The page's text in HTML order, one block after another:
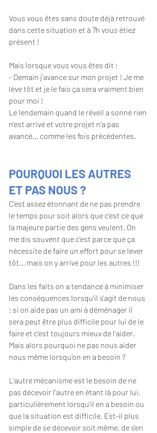
Vous vous êtes sans doute déjà retrouvé
dans cette situation et à 7h vous étiez
présent !
Mais lorsque vous vous êtes dit :
- Demain j'avance sur mon projet ! Je me
lève tôt et je le fais ça sera vraiment bien
pour moi !
Le lendemain quand le réveil a sonné rien
n'est arrivé et votre projet n'a pas
avancé... comme les fois précédentes.
POURQUOI LES AUTRES
ET PAS NOUS ?
C'est assez étonnant de ne pas prendre
le temps pour soit alors que c'est ce que
la majeure partie des gens veulent. On
me dis souvent que c'est parce que ça
nécessite de faire un effort pour se lever
tôt... mais on y arrive pour les autres !!!
Dans les faits on a tendance à minimiser
les conséquences lorsqu'il s'agit de nous
: si on aide pas un ami à déménager il
sera peut être plus difficile pour lui de le
faire et c'est toujours mieux de l'aider.
Mais alors pourquoi ne pas nous aider
nous même lorsqu'on en a besoin ?
L'autre mécanisme est le besoin de ne
pas décevoir l'autre en étant là pour lui,
particulièrement lorsqu'il en a besoin ou
que la situation est difficile. Est-il plus
simple de se décevoir soit même, de s'en